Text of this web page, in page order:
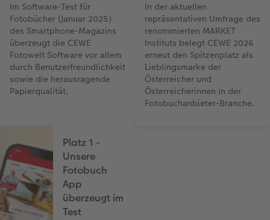
Im Software-Test für
Fotobücher (Januar 2025)
des Smartphone-Magazins
überzeugt die CEWE
Fotowelt Software vor allem
durch Benutzerfreundlichkeit
sowie die herausragende
Papierqualität.
In der aktuellen
repräsentativen Umfrage des
renommierten MARKET
Instituts belegt CEWE 2026
erneut den Spitzenplatz als
Lieblingsmarke der
Österreicher und
Österreicherinnen in der
Fotobuchanbieter-Branche.
Platz 1 -
Unsere
Fotobuch
App
überzeugt im
Test